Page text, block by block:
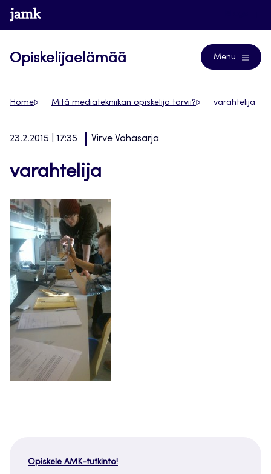
Siirry
suoraan
www.jamk.fi
Opiskelijaelämää Menu
Home Mitä mediatekniikan opiskelija tarvii? varahtelija
23.2.2015 | 17:35 Virve Vähäsarja
varahtelija
Opiskele AMK-tutkinto!